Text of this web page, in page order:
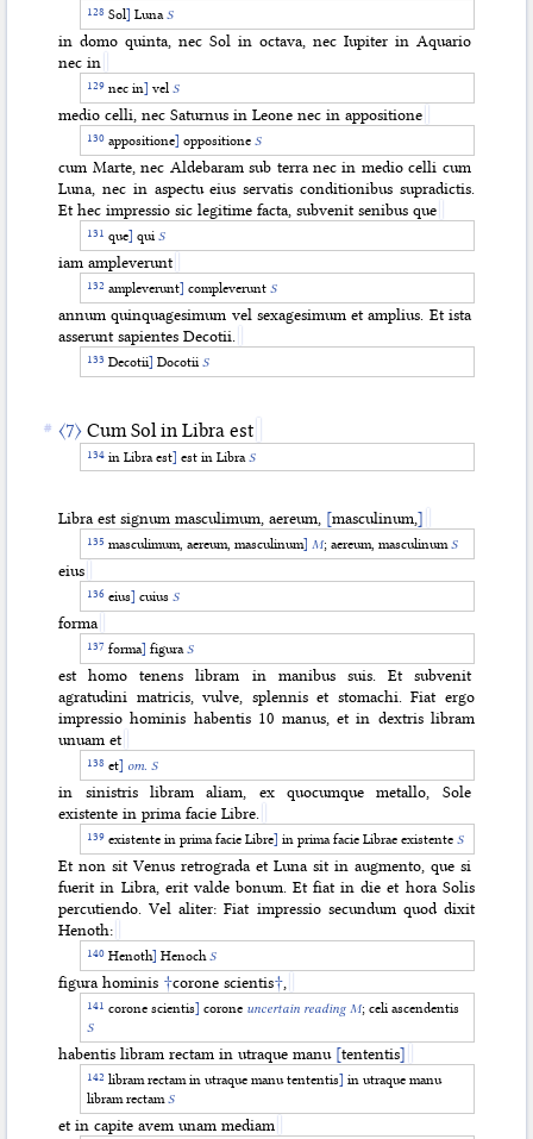
Sol] LunaS
in domo quinta, nec Sol in octava, nec Iupiter in Aquario
nec in
nec in] vel S
medio celli, nec Saturnus in Leone nec in appositione
appositione] oppositione S
cum Marte, nec Aldebaram sub terra nec in medio celli cum
Luna, nec in aspectu eius servatis conditionibus supradictis.
Et hec impressio sic legitime facta, subvenit senibus que
que] qui S
iam ampleverunt
ampleverunt] compleverunt S
annum quinquagesimum vel sexagesimum et amplius. Et ista
asserunt sapientes Decotii.
Decotii] Docotii S
〈7〉 Cum Sol in Libra est
in Libra est] est in LibraS
Libra est signum masculimum, aereum, [masculinum,]
masculimum, aereum, masculinum] M; aereum, masculinumS
eius
eius] cuius S
forma
forma] figuraS
est homo tenens libram in manibus suis. Et subvenit
agratudini matricis, vulve, splennis et stomachi. Fiat ergo
impressio hominis habentis 10 manus, et in dextris libram
unuam et
et] om. S
in sinistris libram aliam, ex quocumque metallo, Sole
existente in prima facie Libre.
existente in prima facie Libre] in prima facie Librae existente S
Et non sit Venus retrograda et Luna sit in augmento, que si
fuerit in Libra, erit valde bonum. Et fiat in die et hora Solis
percutiendo. Vel aliter: Fiat impressio secundum quod dixit
Henoth:
Henoth] HenochS
figura hominis †corone scientis†,
corone scientis] corone uncertain reading M; celi ascendentis
S
habentis libram rectam in utraque manu [tententis]
libram rectam in utraque manu tententis] in utraque manu
libram rectamS
et in capite avem unam mediam